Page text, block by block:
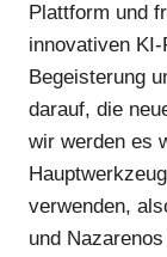
Plattform und
innovativen
Begeisterung
darauf, die
wir werden es
verwenden,
und